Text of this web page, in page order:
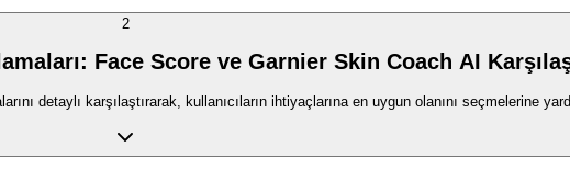
2
Face Score ve Garnier Skin Coach AI
detaylı karşılaştırarak, kullanıcıların ihtiyaçlarına en uygun olanını seçmelerine